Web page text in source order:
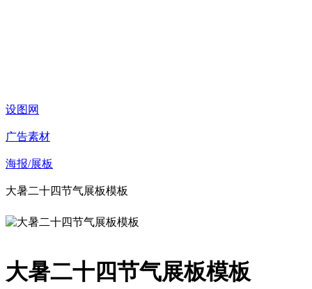
设图网
广告素材
海报/展板
大暑二十四节气展板模板
大暑二十四节气展板模板